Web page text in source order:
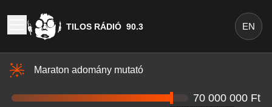
TILOS RÁDIÓ 90.3 EN
Maraton adomány mutató
70 000 000 Ft